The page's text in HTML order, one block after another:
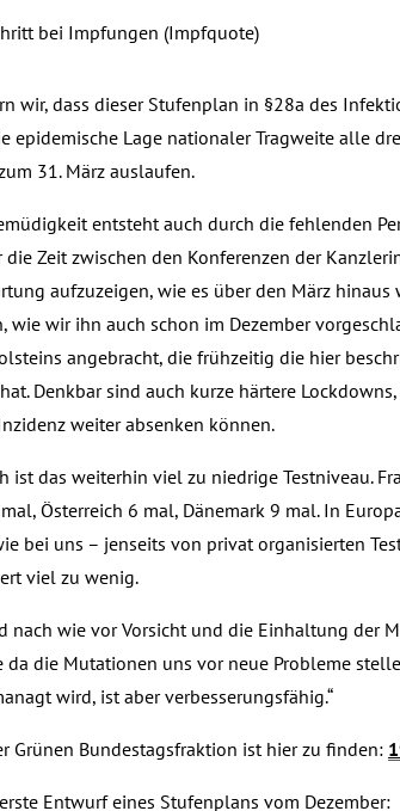
bei Impfungen (Impfquote)
wir, dass dieser Stufenplan in §28a des
epidemische Lage nationaler Tragweite alle
31. März auslaufen.
entsteht auch durch die fehlenden
die Zeit zwischen den Konferenzen der
aufzuzeigen, wie es über den März
wie wir ihn auch schon im Dezember
angebracht, die frühzeitig die hier
Denkbar sind auch kurze härtere
weiter absenken können.
ist das weiterhin viel zu niedrige Testniveau.
Österreich 6 mal, Dänemark 9 mal. In
bei uns – jenseits von privat organisierten
viel zu wenig.
nach wie vor Vorsicht und die Einhaltung der
da die Mutationen uns vor neue Probleme
wird, ist aber verbesserungsfähig.“
Grünen Bundestagsfraktion ist hier zu finden:
Entwurf eines Stufenplans vom Dezember: